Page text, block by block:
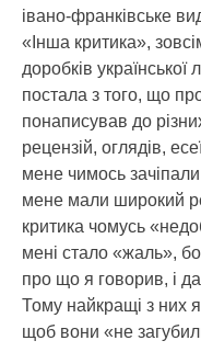
івано-франківське
«Інша критика»,
доробків
постала з того, що
понаписував до
рецензій, оглядів,
мене чимось
мене мали широкий
критика чомусь
мені стало «жаль»,
про що я говорив, і
Тому найкращі з них я
щоб вони «не